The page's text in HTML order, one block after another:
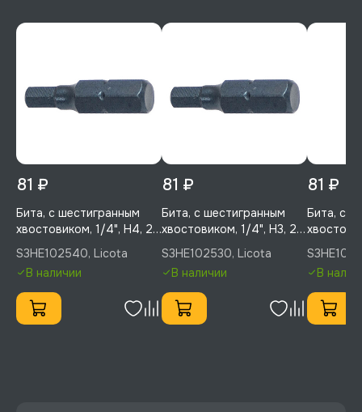
81 ₽
Бита, с шестигранным
хвостовиком, 1/4", H4, 25
мм, усиленная, 1 шт,
Licota, S3HE102540
S3HE102540, Licota
В наличии
81 ₽
Бита, с шестигранным
хвостовиком, 1/4", H3, 25
мм, усиленная, 1 шт,
Licota, S3HE102530
S3HE102530, Licota
В наличии
81 ₽
Бита, с
25 мм,
Licota,
В